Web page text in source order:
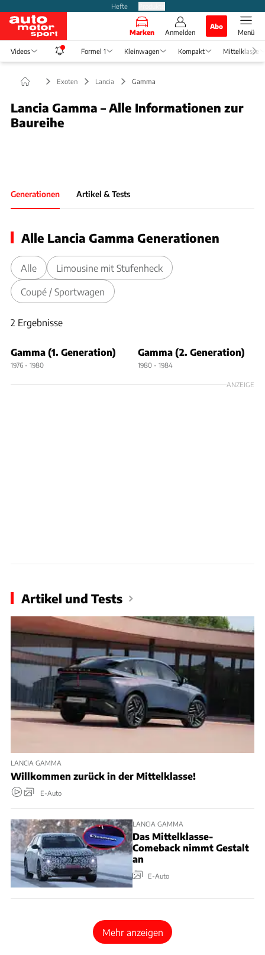
Hefte
Marken Anmelden
Abo
Menü
Videos Formel 1 Kleinwagen Kompakt Mittelklasse
Exoten Lancia Gamma
Lancia Gamma – Alle Informationen zur
Baureihe
Generationen Artikel & Tests
Alle Lancia Gamma Generationen
Alle Limousine mit Stufenheck
Coupé / Sportwagen
2 Ergebnisse
Gamma (1. Generation)
1976 - 1980
Gamma (2. Generation)
1980 - 1984
ANZEIGE
Artikel und Tests
LANCIA GAMMA
Willkommen zurück in der Mittelklasse!
E-Auto
LANCIA GAMMA
Das Mittelklasse-
Comeback nimmt Gestalt
an
E-Auto
Mehr anzeigen